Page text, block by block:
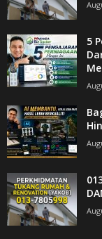
5